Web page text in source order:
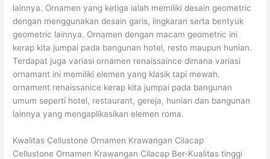
lainnya. Ornamen yang ketiga ialah memiliki desain geometric
dengan menggunakan desain garis, lingkaran serta bentyuk
geometric lainnya. Ornamen dengan macam geometric ini
kerap kita jumpai pada bangunan hotel, resto maupun hunian.
Terdapat juga variasi ornamen renaissaince dimana variasi
ornamant ini memiliki elemen yang klasik tapi mewah.
ornament renaissanice kerap kita jumpai pada bangunan
umum seperti hotel, restaurant, gereja, hunian dan bangunan
lainnya yang mengaplikasikan elemen roma.
Kwalitas Cellustone Ornamen Krawangan Cilacap
Cellustone Ornamen Krawangan Cilacap Ber-Kualitas tinggi